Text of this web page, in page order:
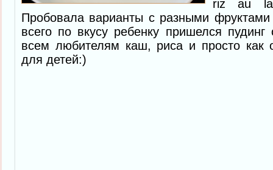
riz au
Пробовала варианты с разными
всего по вкусу ребенку пришелся
всем любителям каш, риса и просто как
для детей:)